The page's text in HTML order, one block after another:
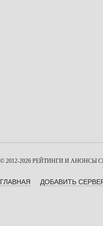
© 2012-2026 РЕЙТИНГИ И АНОНСЫ
ГЛАВНАЯ ДОБАВИТЬ